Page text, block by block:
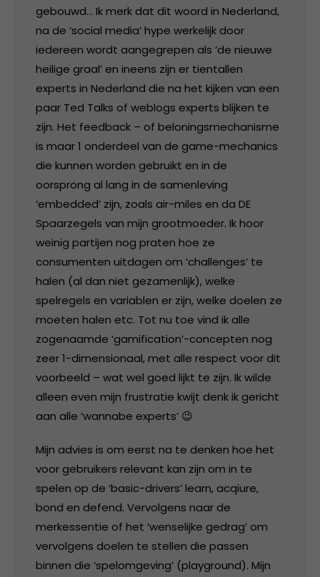
gebouwd… Ik merk dat dit woord in Nederland,
na de ‘social media’ hype werkelijk door
iedereen wordt aangegrepen als ‘de nieuwe
heilige graal’ en ineens zijn er tientallen
experts in Nederland die na het kijken van een
paar Ted Talks of weblogs experts blijken te
zijn. Het feedback – of beloningsmechanisme
is maar 1 onderdeel van de game-mechanics
die kunnen worden gebruikt en in de
oorsprong al lang in de samenleving
‘embedded’ zijn, zoals air-miles en da DE
Spaarzegels van mijn grootmoeder. Ik hoor
weinig partijen nog praten hoe ze
consumenten uitdagen om ‘challenges’ te
halen (al dan niet gezamenlijk), welke
spelregels en variablen er zijn, welke doelen ze
moeten halen etc. Tot nu toe vind ik alle
zogenaamde ‘gamification’-concepten nog
zeer 1-dimensionaal, met alle respect voor dit
voorbeeld – wat wel goed lijkt te zijn. Ik wilde
alleen even mijn frustratie kwijt denk ik gericht
aan alle ‘wannabe experts’ 😉
Mijn advies is om eerst na te denken hoe het
voor gebruikers relevant kan zijn om in te
spelen op de ‘basic-drivers’ learn, acqiure,
bond en defend. Vervolgens naar de
merkessentie of het ‘wenselijke gedrag’ om
vervolgens doelen te stellen die passen
binnen die ‘spelomgeving’ (playground). Mijn